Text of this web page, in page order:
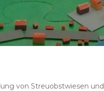
von Streuobstwiesen und